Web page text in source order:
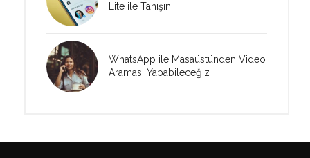
Lite ile Tanışın!
WhatsApp ile Masaüstünden Video
Araması Yapabileceğiz